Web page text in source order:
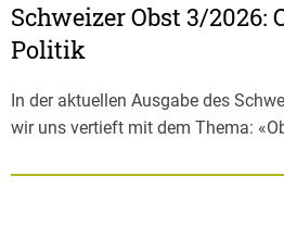
Schweizer Obst 3/2026:
Politik
In der aktuellen Ausgabe des
wir uns vertieft mit dem Thema: